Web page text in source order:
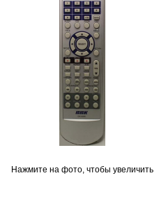
Нажмите на фото, чтобы увеличить